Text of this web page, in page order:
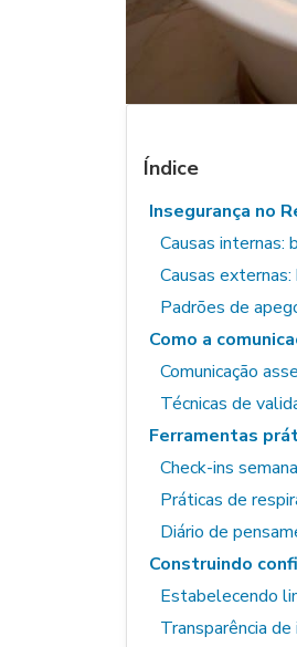
Índice
Insegurança no
Causas internas:
Causas
Padrões de
Como a
Comunicação
Técnicas de
Ferramentas
Check-ins
Práticas de
Diário de
Construindo
Estabelecendo
Transparência